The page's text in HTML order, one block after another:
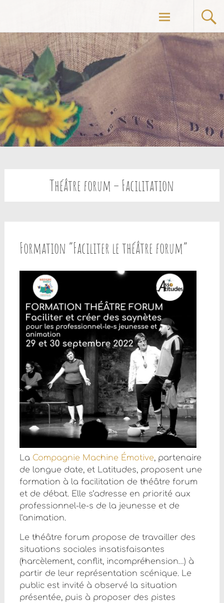
principal
Théâtre forum – Facilitation
Formation “Faciliter le théâtre forum”
La Compagnie Machine Émotive, partenaire
de longue date, et Latitudes, proposent une
formation à la facilitation de théâtre forum
et de débat. Elle s’adresse en priorité aux
professionnel-le-s de la jeunesse et de
l’animation.
Le théâtre forum propose de travailler des
situations sociales insatisfaisantes
(harcèlement, conflit, incompréhension…) à
partir de leur représentation scénique. Le
public est invité à observé la situation
présentée, puis à proposer des pistes